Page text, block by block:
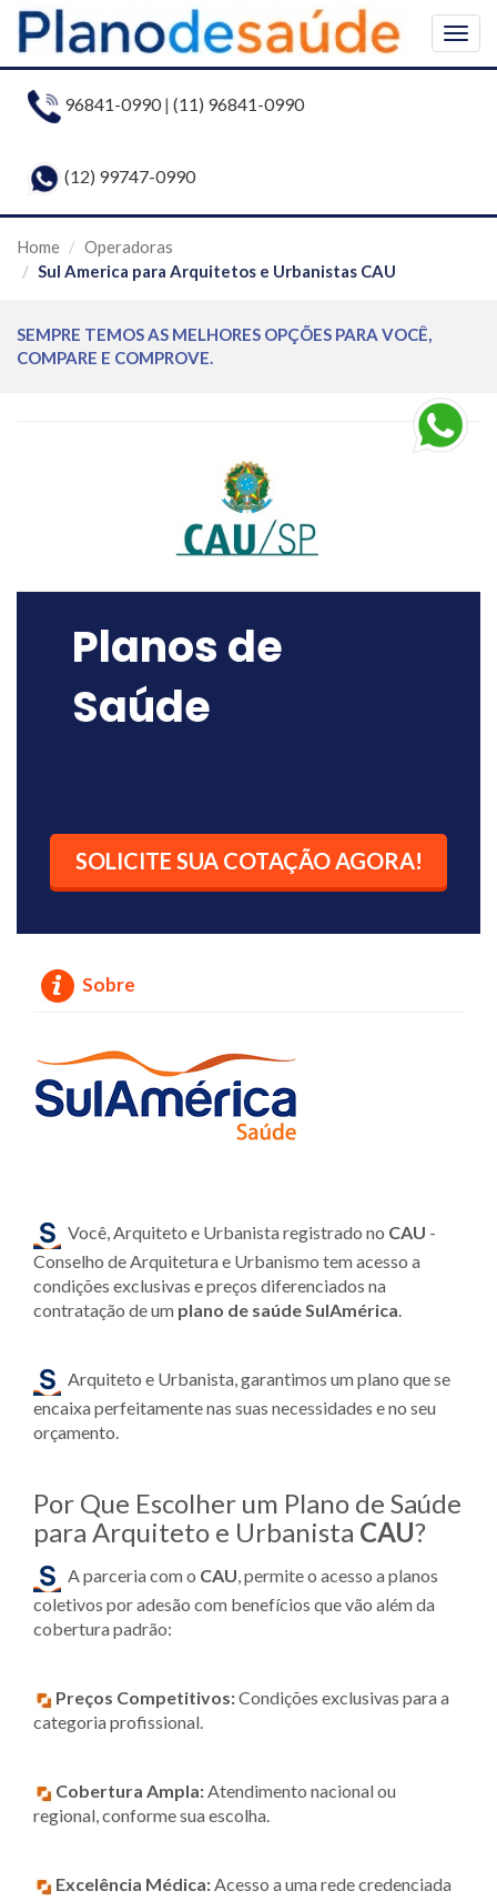
96841-0990| (11) 96841-0990
(12) 99747-0990
Home
Operadoras
Sul America para Arquitetos e Urbanistas CAU
SEMPRE TEMOS AS MELHORES OPÇÕES PARA VOCÊ,
COMPARE E COMPROVE.
Planos de
Saúde
SOLICITE SUA COTAÇÃO AGORA!
Sobre
Você, Arquiteto e Urbanista registrado no CAU -
Conselho de Arquitetura e Urbanismo tem acesso a
condições exclusivas e preços diferenciados na
contratação de um plano de saúde SulAmérica.
Arquiteto e Urbanista, garantimos um plano que se
encaixa perfeitamente nas suas necessidades e no seu
orçamento.
Por Que Escolher um Plano de Saúde
para Arquiteto e Urbanista CAU?
A parceria com o CAU, permite o acesso a planos
coletivos por adesão com benefícios que vão além da
cobertura padrão:
Preços Competitivos:Condições exclusivas para a
categoria profissional.
Cobertura Ampla:Atendimento nacional ou
regional, conforme sua escolha.
Excelência Médica:Acesso a uma rede credenciada